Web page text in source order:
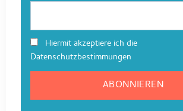
Hiermit akzeptiere ich die
Datenschutzbestimmungen